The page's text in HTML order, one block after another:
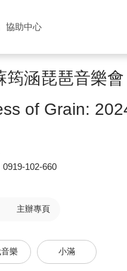
協助中心
筠涵琵琶音樂會
of Grain:
0919-102-660
主辦專頁
樂 小滿